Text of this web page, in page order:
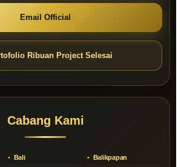
Email Official
Ribuan Project Selesai
Cabang Kami
Bali Balikpapan